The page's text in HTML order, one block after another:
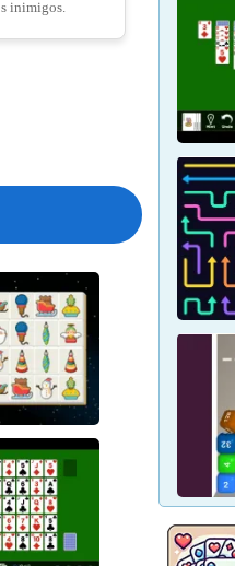
19
20
Slice it All
inimigos.
Tap